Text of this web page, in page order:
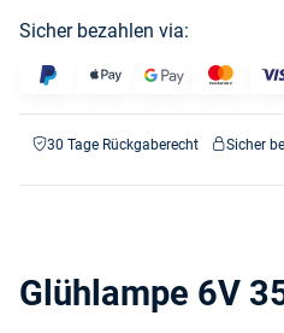
Sicher bezahlen via:
30 Tage Rückgaberecht Sicher
Glühlampe 6V